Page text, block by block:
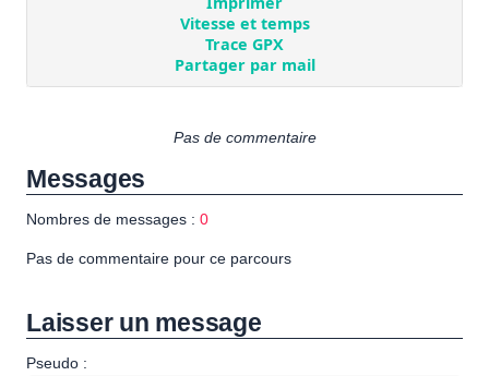
Pas de commentaire
Messages
Nombres de messages : 0
Pas de commentaire pour ce parcours
Laisser un message
Pseudo :